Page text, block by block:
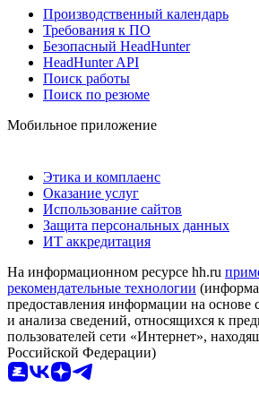
Производственный календарь
Требования к ПО
Безопасный HeadHunter
HeadHunter API
Поиск работы
Поиск по резюме
Мобильное приложение
Этика и комплаенс
Оказание услуг
Использование сайтов
Защита персональных данных
ИТ аккредитация
На информационном ресурсе hh.ru
рекомендательные технологии
предоставления информации на основе
и анализа сведений, относящихся к
пользователей сети «Интернет»,
Российской Федерации)